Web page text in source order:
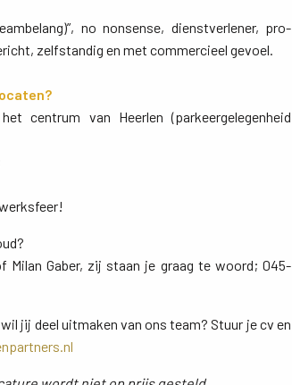
no nonsense, dienstverlener, pro-
zelfstandig en met commercieel gevoel.
centrum van Heerlen (parkeergelegenheid
Milan Gaber, zij staan je graag te woord; 045-
jij deel uitmaken van ons team? Stuur je cv en